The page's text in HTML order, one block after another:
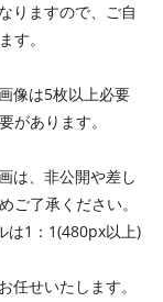
りますので、ご自
す。
像は5枚以上必要
があります。
は、非公開や差し
ご了承ください。
は1：1(480px以上)
任せいたします。